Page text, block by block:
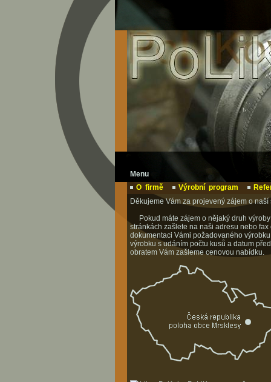
Menu
O firmě
Výrobní program
Děkujeme Vám za projevený zájem o naší
Pokud máte zájem o nějaký druh
stránkách zašlete na naši adresu nebo
dokumentaci Vámi požadovaného
výrobku s udáním počtu kusů a datum
obratem Vám zašleme cenovou nabídku.